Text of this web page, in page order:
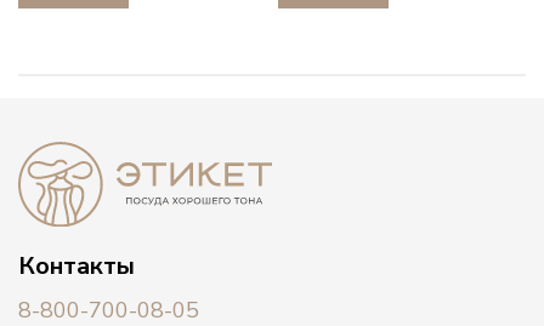
Контакты
8-800-700-08-05